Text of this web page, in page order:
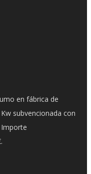
en fábrica de
subvencionada con